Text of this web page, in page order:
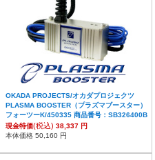
OKADA PROJECTS/オカダプロジェクツ
PLASMA BOOSTER（プラズマブースター）
フォーツーK/450335 商品番号：SB326400B
現金特価(税込) 38,337 円
本体価格 50,160 円